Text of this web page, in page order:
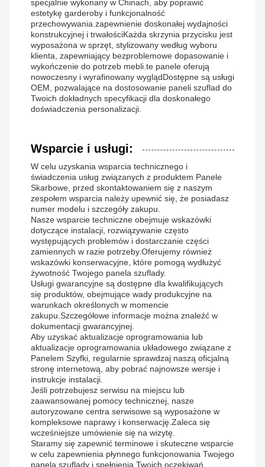
specjalnie wykonany w Chinach, aby poprawić
estetykę garderoby i funkcjonalność
przechowywania.zapewnienie doskonałej wydajności
konstrukcyjnej i trwałościKażda skrzynia przycisku jest
wyposażona w sprzęt, stylizowany według wyboru
klienta, zapewniający bezproblemowe dopasowanie i
wykończenie do potrzeb mebli.te panele oferują
nowoczesny i wyrafinowany wyglądDostępne są usługi
OEM, pozwalające na dostosowanie paneli szuflad do
Twoich dokładnych specyfikacji dla doskonałego
doświadczenia personalizacji.
Wsparcie i usługi:
W celu uzyskania wsparcia technicznego i
świadczenia usług związanych z produktem Panele
Skarbowe, przed skontaktowaniem się z naszym
zespołem wsparcia należy upewnić się, że posiadasz
numer modelu i szczegóły zakupu.
Nasze wsparcie techniczne obejmuje wskazówki
dotyczące instalacji, rozwiązywanie często
występujących problemów i dostarczanie części
zamiennych w razie potrzeby.Oferujemy również
wskazówki konserwacyjne, które pomogą wydłużyć
żywotność Twojego panela szuflady.
Usługi gwarancyjne są dostępne dla kwalifikujących
się produktów, obejmujące wady produkcyjne na
warunkach określonych w momencie
zakupu.Szczegółowe informacje można znaleźć w
dokumentacji gwarancyjnej.
Aby uzyskać aktualizacje oprogramowania lub
aktualizacje oprogramowania układowego związane z
Panelem Szyfki, regularnie sprawdzaj naszą oficjalną
stronę internetową, aby pobrać najnowsze wersje i
instrukcje instalacji.
Jeśli potrzebujesz serwisu na miejscu lub
zaawansowanej pomocy technicznej, nasze
autoryzowane centra serwisowe są wyposażone w
kompleksowe naprawy i konserwację.Zaleca się
wcześniejsze umówienie się na wizytę.
Staramy się zapewnić terminowe i skuteczne wsparcie
w celu zapewnienia płynnego funkcjonowania Twojego
panela szuflady i spełnienia Twoich oczekiwań.